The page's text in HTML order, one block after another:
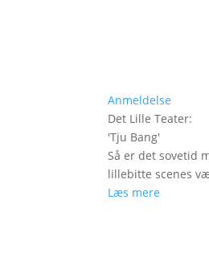
Anmeldelse
Det Lille Teater:
'Tju Bang'
Så er det sovetid
lillebitte scenes
Læs mere